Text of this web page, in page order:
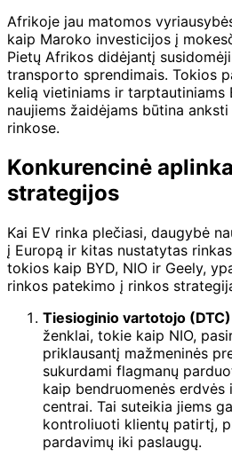
Afrikoje jau matomos
kaip Maroko investicijos į
Pietų Afrikos didėjantį
transporto sprendimais. Tokios
kelią vietiniams ir tarptautiniams
naujiems žaidėjams būtina
rinkose.
Konkurencinė
strategijos
Kai EV rinka plečiasi, daugybė
į Europą ir kitas nustatytas
tokios kaip BYD, NIO ir Geely,
rinkos patekimo į rinkos
Tiesioginio vartotojo
ženklai, tokie kaip NIO,
priklausantį mažmeninės
sukurdami flagmanų
kaip bendruomenės
centrai. Tai suteikia jiems
kontroliuoti klientų patirtį,
pardavimų iki paslaugų.